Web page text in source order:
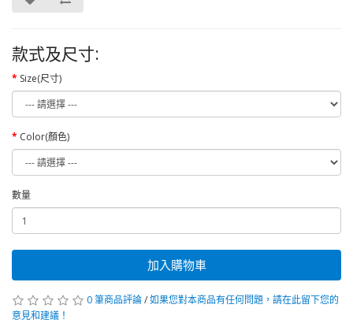
款式及尺寸:
Size(尺寸)
Color(顏色)
數量
加入購物車
0 筆商品評論/如果您對本商品有任何問題，請在此留下您的
意見和建議！